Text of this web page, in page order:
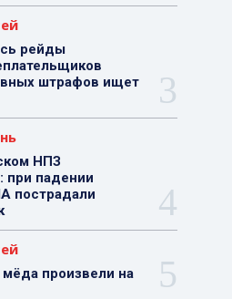
рейды
штрафов ищет
НПЗ
при падении
пострадали
произвели на